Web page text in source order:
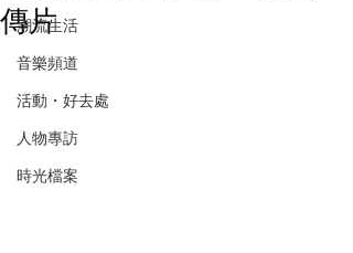
潮流生活
音樂頻道
活動・好去處
人物專訪
時光檔案
傳片